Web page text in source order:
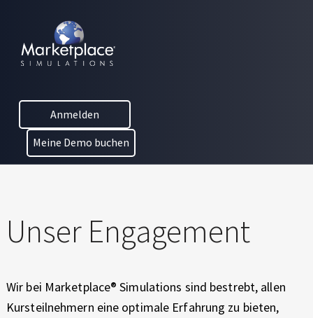
C
T
I
O
R
O
G
Anmelden
Meine Demo buchen
für Marketplace®
Planspiele
Unser Engagement
Wir bei Marketplace® Simulations sind bestrebt, allen
Kursteilnehmern eine optimale Erfahrung zu bieten,